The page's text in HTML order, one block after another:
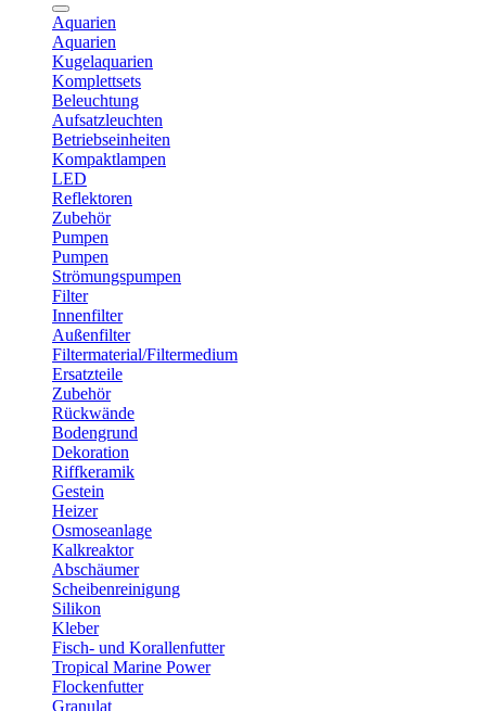
Aquarien
Aquarien
Kugelaquarien
Komplettsets
Beleuchtung
Aufsatzleuchten
Betriebseinheiten
Kompaktlampen
LED
Reflektoren
Zubehör
Pumpen
Pumpen
Strömungspumpen
Filter
Innenfilter
Außenfilter
Filtermaterial/Filtermedium
Ersatzteile
Zubehör
Rückwände
Bodengrund
Dekoration
Riffkeramik
Gestein
Heizer
Osmoseanlage
Kalkreaktor
Abschäumer
Scheibenreinigung
Silikon
Kleber
Fisch- und Korallenfutter
Tropical Marine Power
Flockenfutter
Granulat